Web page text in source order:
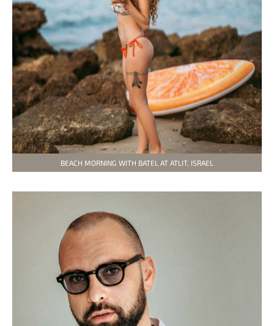
BEACH MORNING WITH BATEL AT ATLIT, ISRAEL